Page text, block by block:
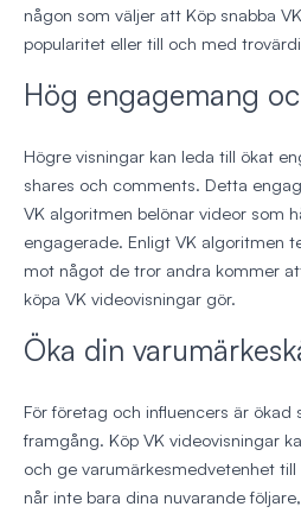
någon som väljer att Köp snabba
popularitet eller till och med
Hög engagemang
Högre visningar kan leda till ökat
shares och comments. Detta
VK algoritmen belönar videor som
engagerade. Enligt VK algoritmen
mot något de tror andra kommer
köpa VK videovisningar gör.
Öka din
För företag och influencers är ökad
framgång. Köp VK videovisningar
och ge varumärkesmedvetenhet
når inte bara dina nuvarande